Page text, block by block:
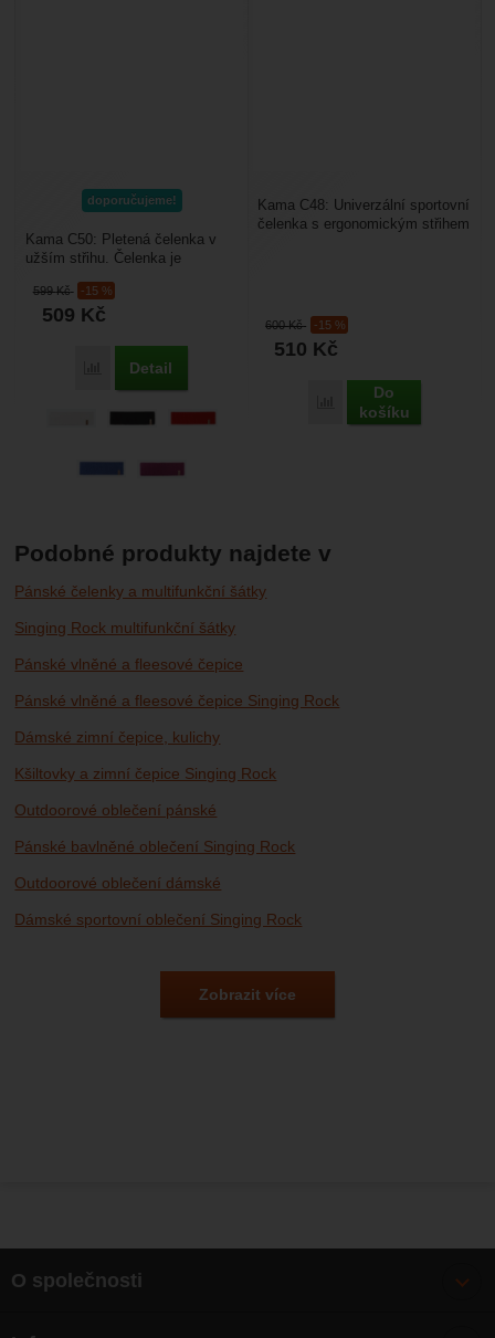
doporučujeme!
599Kč -15 %
509 Kč
Porovnat
Detail
Kama C50: Pletená čelenka v
užším střihu. Čelenka je
50% merino vlna,...
600Kč -15 %
510 Kč
Porovnat
Do
košíku
Kama C48: Univerzální sportovní
čelenka s ergonomickým střihem
Podobné produkty najdete v
Pánské čelenky a multifunkční šátky
Singing Rock multifunkční šátky
Pánské vlněné a fleesové čepice
Pánské vlněné a fleesové čepice Singing Rock
Dámské zimní čepice, kulichy
Kšiltovky a zimní čepice Singing Rock
Outdoorové oblečení pánské
Pánské bavlněné oblečení Singing Rock
Outdoorové oblečení dámské
Dámské sportovní oblečení Singing Rock
Zobrazit více
O společnosti